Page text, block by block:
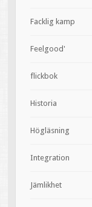
Facklig kamp
Feelgood'
flickbok
Historia
Högläsning
Integration
Jämlikhet